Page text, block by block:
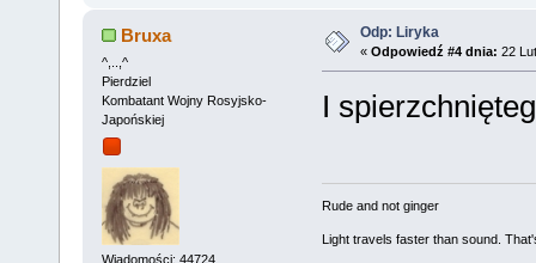
Bruxa
^,..,^
Pierdziel
Kombatant Wojny Rosyjsko-
Japońskiej
Wiadomości: 44724
Odp: Liryka
« Odpowiedź #4 dnia: 22
I
Rude and not ginger
Light travels faster than sound.